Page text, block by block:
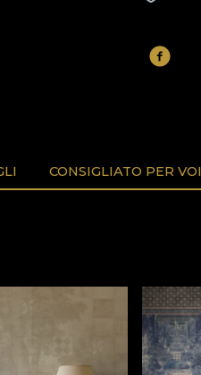
CONSIGLIATO PER VOI